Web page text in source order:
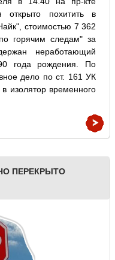
открыто похитить в
стоимостью 7 362
горячим следам" за
неработающий
года рождения. По
дело по ст. 161 УК
изолятор временного
ПЕРЕКРЫТО